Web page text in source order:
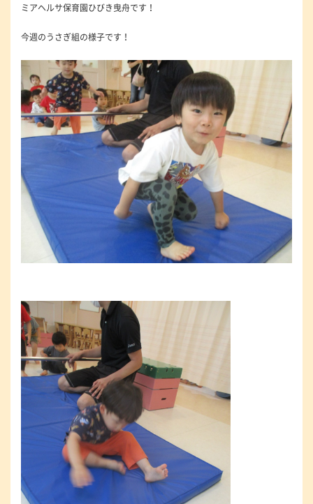
ミアヘルサ保育園ひびき曳舟です！
今週のうさぎ組の様子です！